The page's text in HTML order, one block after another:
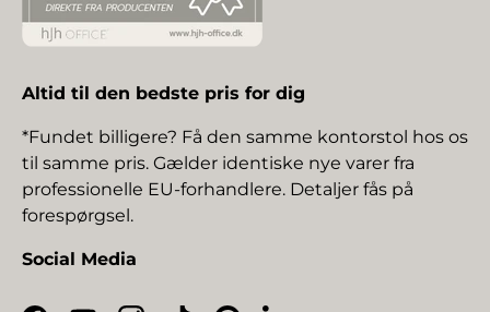
Altid til den bedste pris for dig
*Fundet billigere? Få den samme kontorstol hos os
til samme pris. Gælder identiske nye varer fra
professionelle EU-forhandlere. Detaljer fås på
forespørgsel.
Social Media